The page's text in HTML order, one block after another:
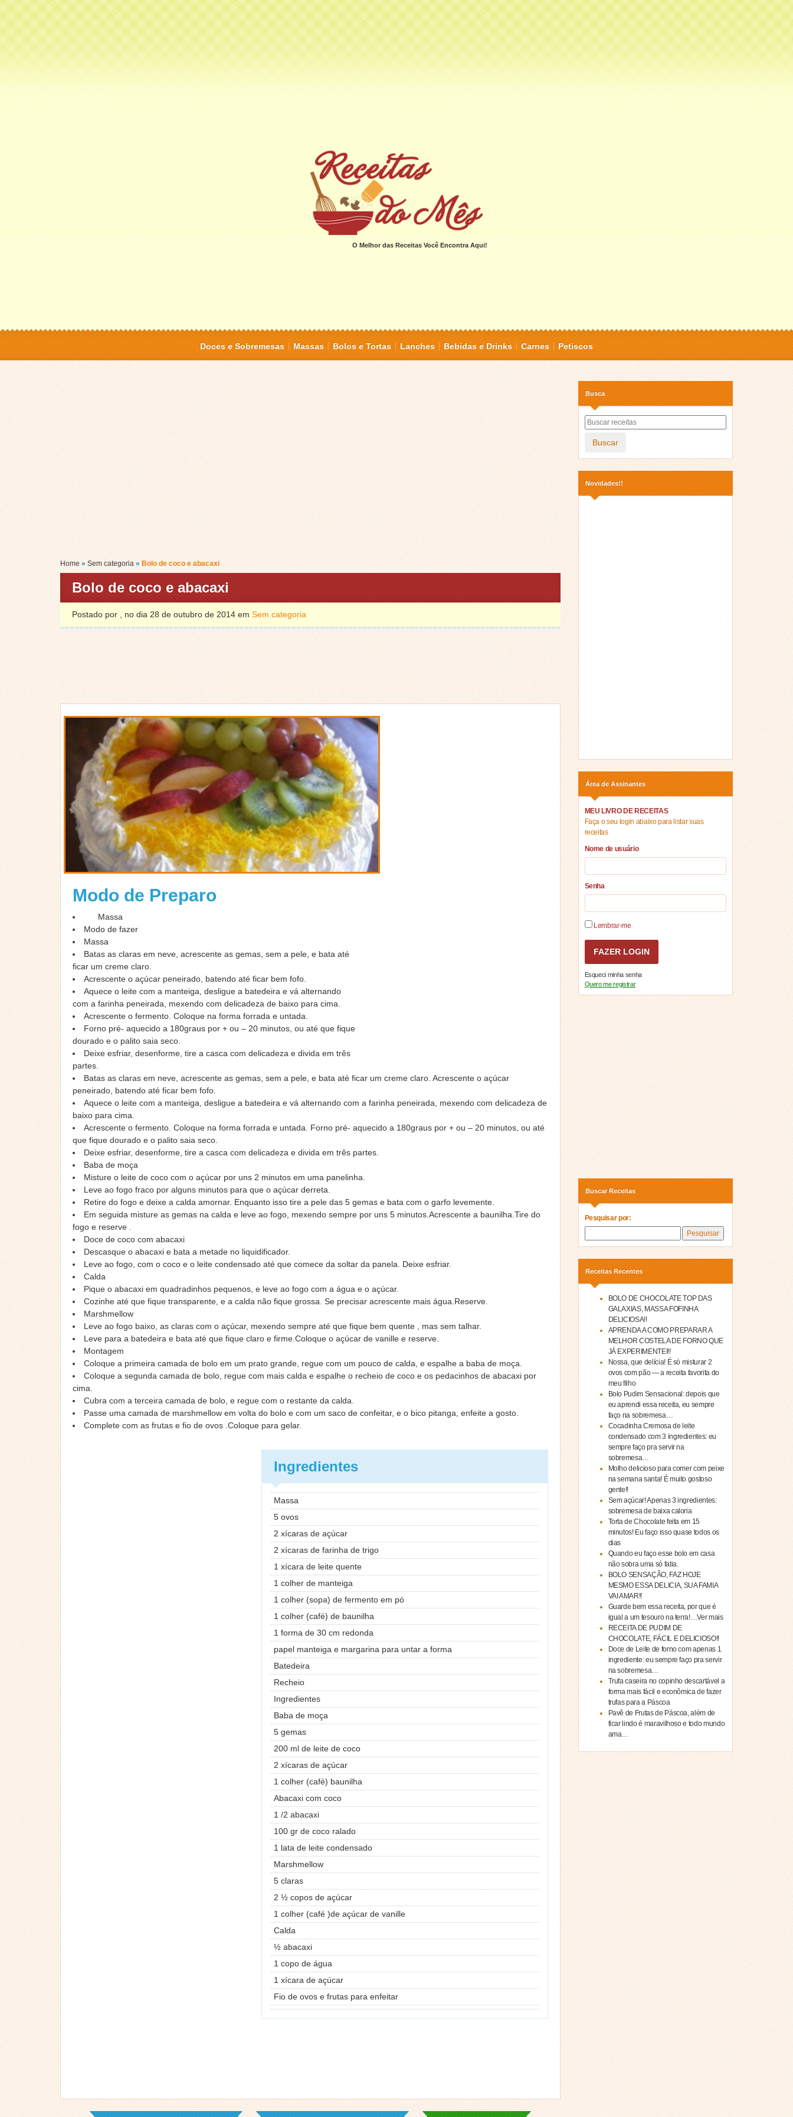
O Melhor das Receitas Você Encontra Aqui!
Doces e Sobremesas Massas Bolos e Tortas Lanches Bebidas e Drinks Carnes Petiscos
Home » Sem categoria » Bolo de coco e abacaxi
Bolo de coco e abacaxi
Postado por , no dia 28 de outubro de 2014 em Sem categoria
Modo de Preparo
Massa
Modo de fazer
Massa
Batas as claras em neve, acrescente as gemas, sem a pele, e bata até
ficar um creme claro.
Acrescente o açúcar peneirado, batendo até ficar bem fofo.
Aquece o leite com a manteiga, desligue a batedeira e vá alternando
com a farinha peneirada, mexendo com delicadeza de baixo para cima.
Acrescente o fermento. Coloque na forma forrada e untada.
Forno pré- aquecido a 180graus por + ou – 20 minutos, ou até que fique
dourado e o palito saia seco.
Deixe esfriar, desenforme, tire a casca com delicadeza e divida em três
partes.
Batas as claras em neve, acrescente as gemas, sem a pele, e bata até ficar um creme claro. Acrescente o açúcar
peneirado, batendo até ficar bem fofo.
Aquece o leite com a manteiga, desligue a batedeira e vá alternando com a farinha peneirada, mexendo com delicadeza de
baixo para cima.
Acrescente o fermento. Coloque na forma forrada e untada. Forno pré- aquecido a 180graus por + ou – 20 minutos, ou até
que fique dourado e o palito saia seco.
Deixe esfriar, desenforme, tire a casca com delicadeza e divida em três partes.
Baba de moça
Misture o leite de coco com o açúcar por uns 2 minutos em uma panelinha.
Leve ao fogo fraco por alguns minutos para que o açúcar derreta.
Retire do fogo e deixe a calda amornar. Enquanto isso tire a pele das 5 gemas e bata com o garfo levemente.
Em seguida misture as gemas na calda e leve ao fogo, mexendo sempre por uns 5 minutos.Acrescente a baunilha.Tire do
fogo e reserve .
Doce de coco com abacaxi
Descasque o abacaxi e bata a metade no liquidificador.
Leve ao fogo, com o coco e o leite condensado até que comece da soltar da panela. Deixe esfriar.
Calda
Pique o abacaxi em quadradinhos pequenos, e leve ao fogo com a água e o açúcar.
Cozinhe até que fique transparente, e a calda não fique grossa. Se precisar acrescente mais água.Reserve.
Marshmellow
Leve ao fogo baixo, as claras com o açúcar, mexendo sempre até que fique bem quente , mas sem talhar.
Leve para a batedeira e bata até que fique claro e firme.Coloque o açúcar de vanille e reserve.
Montagem
Coloque a primeira camada de bolo em um prato grande, regue com um pouco de calda, e espalhe a baba de moça.
Coloque a segunda camada de bolo, regue com mais calda e espalhe o recheio de coco e os pedacinhos de abacaxi por
cima.
Cubra com a terceira camada de bolo, e regue com o restante da calda.
Passe uma camada de marshmellow em volta do bolo e com um saco de confeitar, e o bico pitanga, enfeite a gosto.
Complete com as frutas e fio de ovos .Coloque para gelar.
Ingredientes
Massa
5 ovos
2 xícaras de açúcar
2 xícaras de farinha de trigo
1 xícara de leite quente
1 colher de manteiga
1 colher (sopa) de fermento em pó
1 colher (café) de baunilha
1 forma de 30 cm redonda
papel manteiga e margarina para untar a forma
Batedeira
Recheio
Ingredientes
Baba de moça
5 gemas
200 ml de leite de coco
2 xícaras de açúcar
1 colher (café) baunilha
Abacaxi com coco
1 /2 abacaxi
100 gr de coco ralado
1 lata de leite condensado
Marshmellow
5 claras
2 ½ copos de açúcar
1 colher (café )de açúcar de vanille
Calda
½ abacaxi
1 copo de água
1 xícara de açúcar
Fio de ovos e frutas para enfeitar
Busca
Buscar
Novidades!!
Área de Assinantes
MEU LIVRO DE RECEITAS
Faça o seu login abaixo para listar suas
receitas
Nome de usuário
Senha
Lembrar-me
Esqueci minha senha
Quero me registrar
Buscar Receitas
Pesquisar por:
Receitas Recentes
BOLO DE CHOCOLATE TOP DAS
GALAXIAS, MASSA FOFINHA
DELICIOSA!!
APRENDA A COMO PREPARAR A
MELHOR COSTELA DE FORNO QUE
JÁ EXPERIMENTEI!!
Nossa, que delícia! É só misturar 2
ovos com pão — a receita favorita do
meu filho
Bolo Pudim Sensacional: depois que
eu aprendi essa receita, eu sempre
faço na sobremesa…
Cocadinha Cremosa de leite
condensado com 3 ingredientes: eu
sempre faço pra servir na
sobremesa…
Molho delicioso para comer com peixe
na semana santa! É muito gostoso
gente!!
Sem açúcar! Apenas 3 ingredientes:
sobremesa de baixa caloria
Torta de Chocolate feita em 15
minutos! Eu faço isso quase todos os
dias
Quando eu faço esse bolo em casa
não sobra uma só fatia.
BOLO SENSAÇÃO, FAZ HOJE
MESMO ESSA DELICIA, SUA FAMIA
VAI AMAR!!
Guarde bem essa receita, por que é
igual a um tesouro na terra!…Ver mais
RECEITA DE PUDIM DE
CHOCOLATE, FÁCIL E DELICIOSO!!
Doce de Leite de forno com apenas 1
ingrediente: eu sempre faço pra servir
na sobremesa…
Trufa caseira no copinho descartável a
forma mais fácil e econômica de fazer
trufas para a Páscoa
Pavê de Frutas de Páscoa, além de
ficar lindo é maravilhoso e todo mundo
ama…